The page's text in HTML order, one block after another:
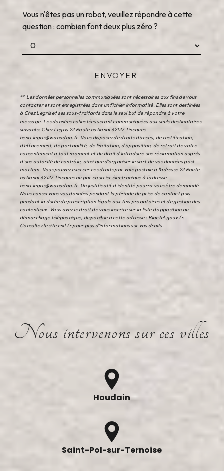
Vous n'êtes pas un robot, veuillez répondre à cette
question : combien font deux plus zéro ?
ENVOYER
** Les données personnelles communiquées sont nécessaires aux fins de vous
contacter et sont enregistrées dans un fichier informatisé. Elles sont destinées
à Chez Legris et ses sous-traitants dans le seul but de répondre à votre
message. Les données collectées seront communiquées aux seuls destinataires
suivants: Chez Legris 22 Route national 62127 Tincques
henri.legris@wanadoo.fr. Vous disposez de droits d’accès, de rectification,
d’effacement, de portabilité, de limitation, d’opposition, de retrait de votre
consentement à tout moment et du droit d’introduire une réclamation auprès
d’une autorité de contrôle, ainsi que d’organiser le sort de vos données post-
mortem. Vous pouvez exercer ces droits par voie postale à l'adresse 22 Route
national 62127 Tincques ou par courrier électronique à l'adresse
henri.legris@wanadoo.fr. Un justificatif d'identité pourra vous être demandé.
Nous conservons vos données pendant la période de prise de contact puis
pendant la durée de prescription légale aux fins probatoires et de gestion des
contentieux. Vous avez le droit de vous inscrire sur la liste d'opposition au
démarchage téléphonique, disponible à cette adresse : Bloctel.gouv.fr.
Consultez le site cnil.fr pour plus d’informations sur vos droits.
Nous intervenons sur ces villes
Houdain
Saint-Pol-sur-Ternoise